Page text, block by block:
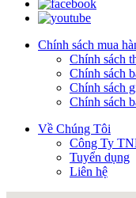
Chính sách mua
Chính sách
Chính sách
Chính sách
Chính sách
Về Chúng Tôi
Công Ty
Tuyển dụng
Liên hệ